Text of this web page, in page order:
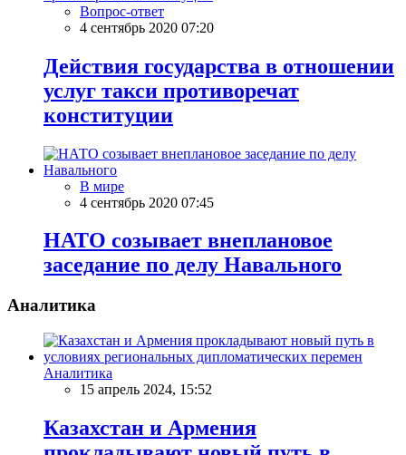
Вопрос-ответ
4 сентябрь 2020 07:20
Действия государства в отношении
услуг такси противоречат
конституции
В мире
4 сентябрь 2020 07:45
НАТО созывает внеплановое
заседание по делу Навального
Аналитика
Аналитика
15 апрель 2024, 15:52
Казахстан и Армения